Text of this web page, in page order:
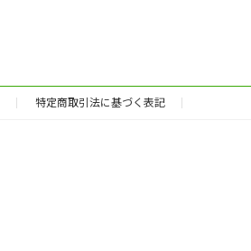
特定商取引法に基づく表記